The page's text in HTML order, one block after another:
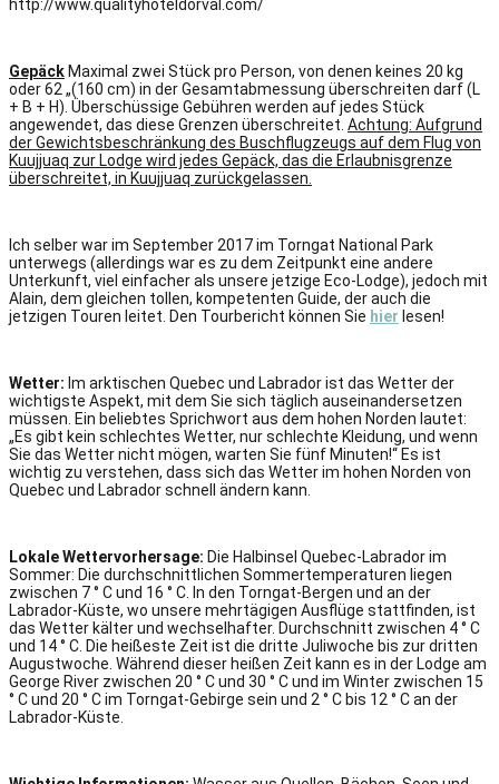
http://www.qualityhoteldorval.com/
GepäckMaximal zwei Stück pro Person, von denen keines 20 kg
oder 62 „(160 cm) in der Gesamtabmessung überschreiten darf (L
+ B + H). Überschüssige Gebühren werden auf jedes Stück
angewendet, das diese Grenzen überschreitet. Achtung: Aufgrund
der Gewichtsbeschränkung des Buschflugzeugs auf dem Flug von
Kuujjuaq zur Lodge wird jedes Gepäck, das die Erlaubnisgrenze
überschreitet, in Kuujjuaq zurückgelassen.
Ich selber war im September 2017 im Torngat National Park
unterwegs (allerdings war es zu dem Zeitpunkt eine andere
Unterkunft, viel einfacher als unsere jetzige Eco-Lodge), jedoch mit
Alain, dem gleichen tollen, kompetenten Guide, der auch die
jetzigen Touren leitet. Den Tourbericht können Sie hier lesen!
Wetter: Im arktischen Quebec und Labrador ist das Wetter der
wichtigste Aspekt, mit dem Sie sich täglich auseinandersetzen
müssen. Ein beliebtes Sprichwort aus dem hohen Norden lautet:
„Es gibt kein schlechtes Wetter, nur schlechte Kleidung, und wenn
Sie das Wetter nicht mögen, warten Sie fünf Minuten!“ Es ist
wichtig zu verstehen, dass sich das Wetter im hohen Norden von
Quebec und Labrador schnell ändern kann.
Lokale Wettervorhersage: Die Halbinsel Quebec-Labrador im
Sommer: Die durchschnittlichen Sommertemperaturen liegen
zwischen 7 ° C und 16 ° C. In den Torngat-Bergen und an der
Labrador-Küste, wo unsere mehrtägigen Ausflüge stattfinden, ist
das Wetter kälter und wechselhafter. Durchschnitt zwischen 4 ° C
und 14 ° C. Die heißeste Zeit ist die dritte Juliwoche bis zur dritten
Augustwoche. Während dieser heißen Zeit kann es in der Lodge am
George River zwischen 20 ° C und 30 ° C und im Winter zwischen 15
° C und 20 ° C im Torngat-Gebirge sein und 2 ° C bis 12 ° C an der
Labrador-Küste.